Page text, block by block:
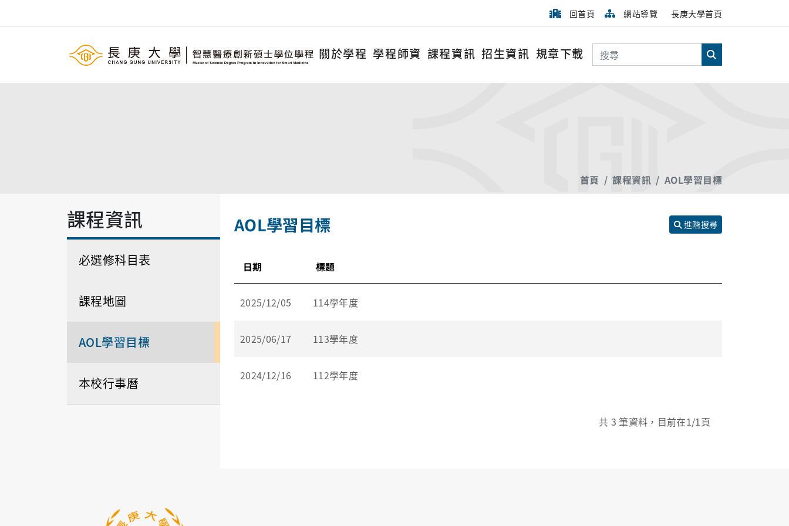
回首頁 網站導覽 長庚大學首頁
關於學程 學程師資 課程資訊 招生資訊 規章下載
搜尋
首頁 課程資訊 AOL學習目標
課程資訊
必選修科目表
課程地圖
AOL學習目標
本校行事曆
AOL學習目標 進階搜尋
日期 標題
2025/12/05 114學年度
2025/06/17 113學年度
2024/12/16 112學年度
共3 筆資料，目前在1/1頁